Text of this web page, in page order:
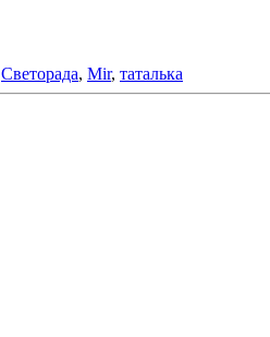
Светорада, Mir, таталька